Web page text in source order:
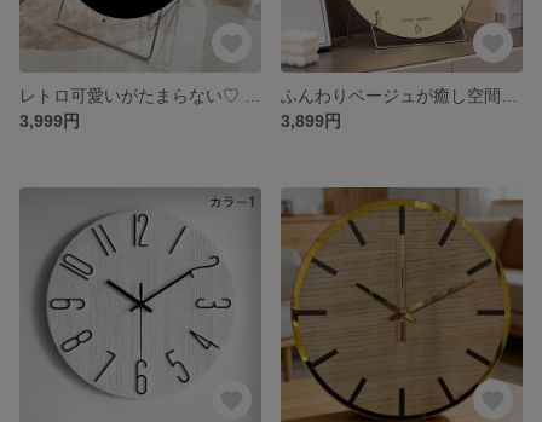
3,999円
3,899円